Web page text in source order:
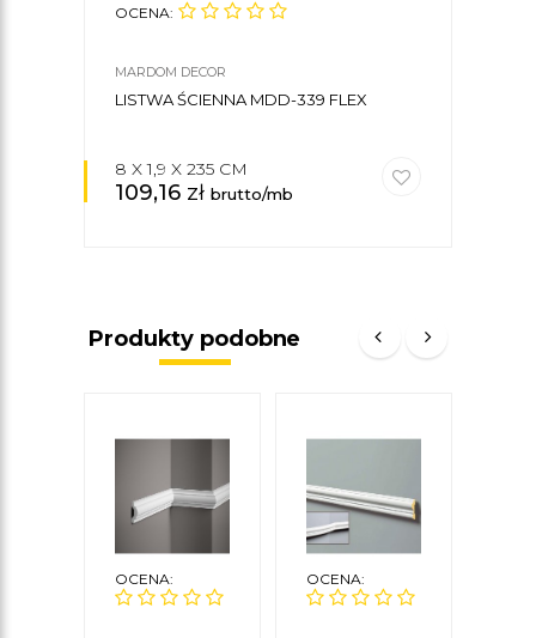
OCENA:
MARDOM DECOR
LISTWA ŚCIENNA MDD-339 FLEX
8 X 1,9 X 235 CM
109,16 zł brutto/mb
Produkty podobne
OCENA: OCENA: